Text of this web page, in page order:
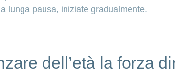
lunga pausa, iniziate gradualmente.
dell’età la forza